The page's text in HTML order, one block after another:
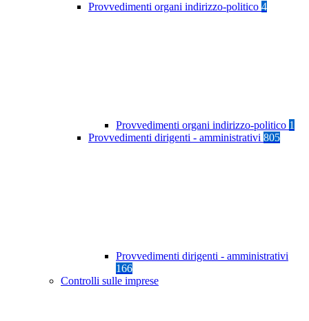
Provvedimenti organi indirizzo-politico 4
Provvedimenti organi indirizzo-politico 1
Provvedimenti dirigenti - amministrativi 805
Provvedimenti dirigenti - amministrativi
166
Controlli sulle imprese